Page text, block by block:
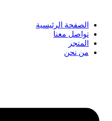
الصفحة الرئيسية
تواصل معنا
المتجر
من نحن